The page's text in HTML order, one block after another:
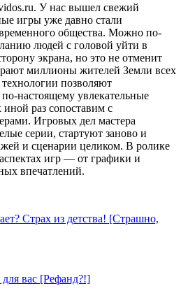
У нас вышел свежий
игры уже давно стали
общества. Можно по-
людей с головой уйти в
экрана, но это не отменит
миллионы жителей Земли всех
позволяют
по-настоящему увлекательные
раз сопоставим с
Игровых дел мастера
серии, стартуют заново и
и сценарии целиком. В ролике
игр — от графики и
впечатлений.
Страх из детства! [Страшно,
вас [Рефанд?!]